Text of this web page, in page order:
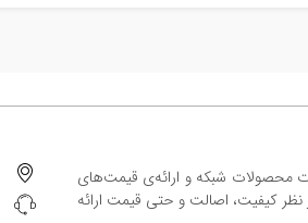
محصولات شبکه و ارائه‌ی قیمت‌های
نظر کیفیت، اصالت و حتی قیمت ارائه